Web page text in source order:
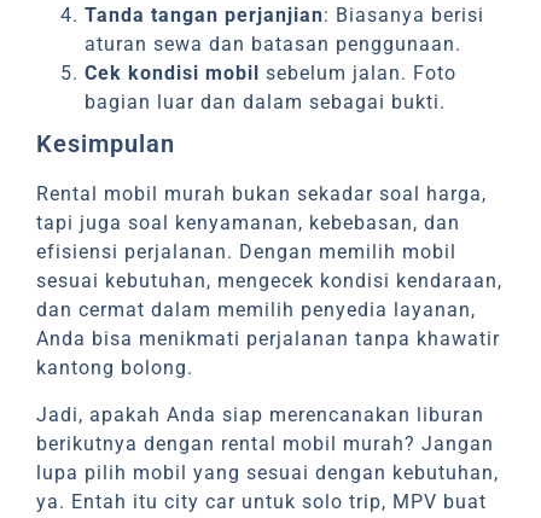
Tanda tangan perjanjian: Biasanya berisi
aturan sewa dan batasan penggunaan.
Cek kondisi mobil sebelum jalan. Foto
bagian luar dan dalam sebagai bukti.
Kesimpulan
Rental mobil murah bukan sekadar soal harga,
tapi juga soal kenyamanan, kebebasan, dan
efisiensi perjalanan. Dengan memilih mobil
sesuai kebutuhan, mengecek kondisi kendaraan,
dan cermat dalam memilih penyedia layanan,
Anda bisa menikmati perjalanan tanpa khawatir
kantong bolong.
Jadi, apakah Anda siap merencanakan liburan
berikutnya dengan rental mobil murah? Jangan
lupa pilih mobil yang sesuai dengan kebutuhan,
ya. Entah itu city car untuk solo trip, MPV buat